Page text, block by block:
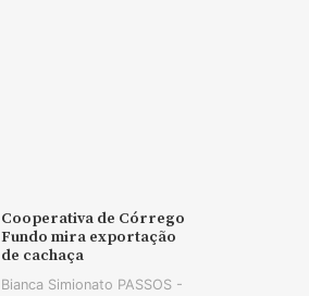
Cooperativa de Córrego
Fundo mira exportação
de cachaça
Bianca Simionato PASSOS -